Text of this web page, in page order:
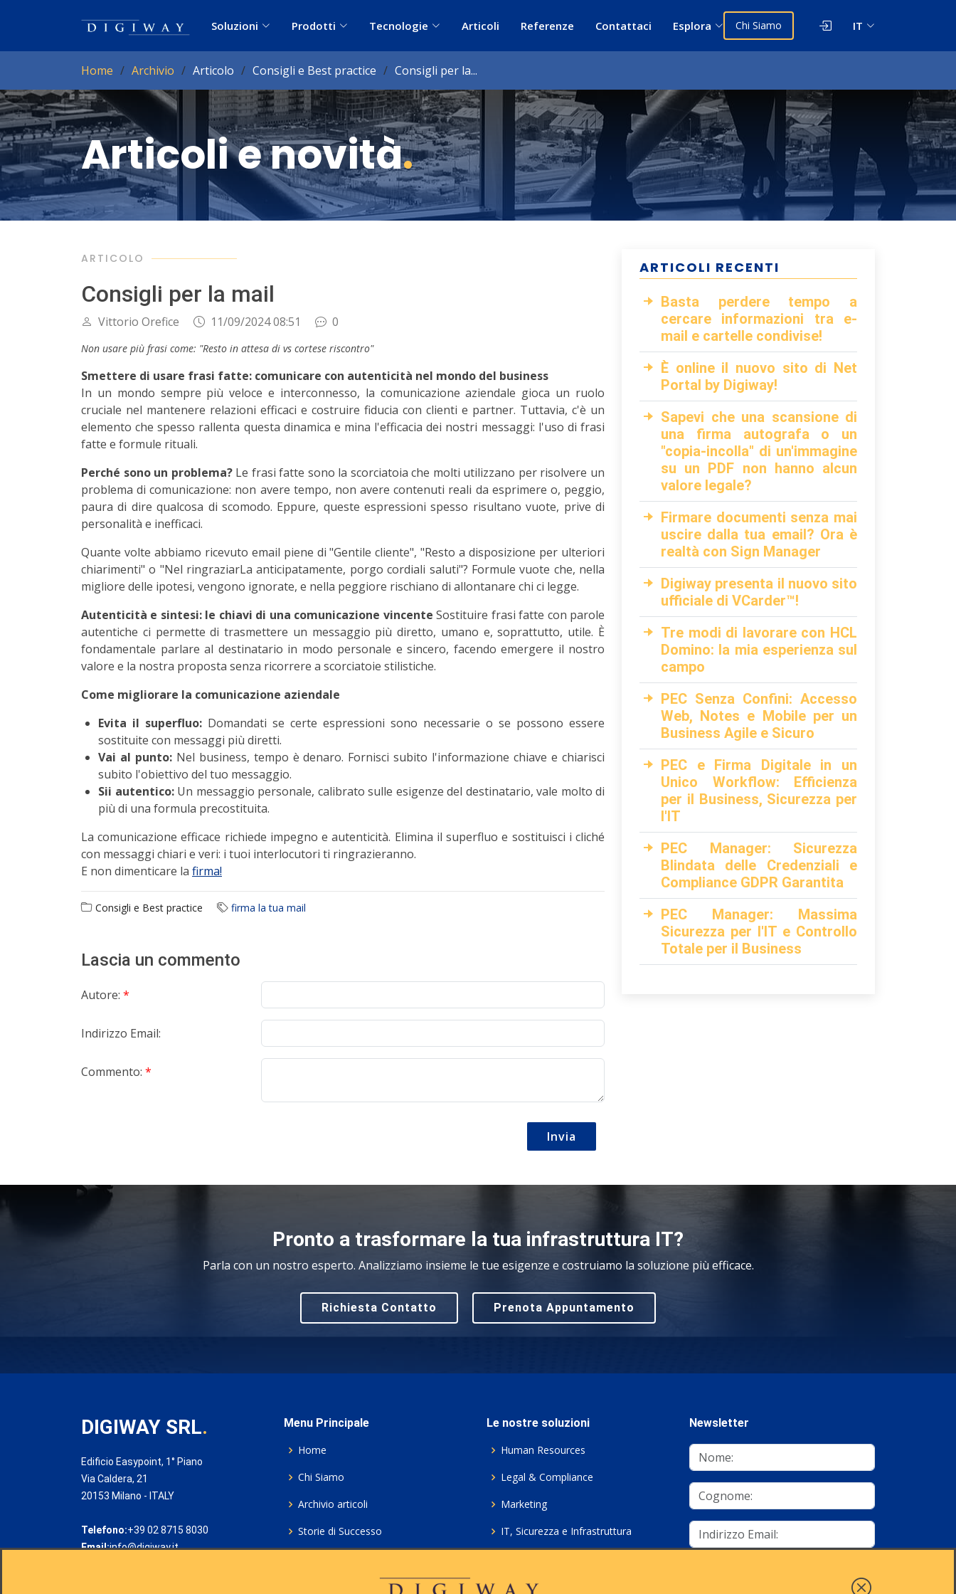
Soluzioni Prodotti Tecnologie Articoli Referenze Contattaci Esplora Chi Siamo IT
Home Archivio Articolo Consigli e Best practice Consigli per la...
Articoli e novità.
ARTICOLO
Consigli per la mail
Vittorio Orefice 11/09/2024 08:51 0
Non usare più frasi come: "Resto in attesa di vs cortese riscontro"
Smettere di usare frasi fatte: comunicare con autenticità nel mondo del business
In un mondo sempre più veloce e interconnesso, la comunicazione aziendale gioca un ruolo
cruciale nel mantenere relazioni efficaci e costruire fiducia con clienti e partner. Tuttavia, c'è un
elemento che spesso rallenta questa dinamica e mina l'efficacia dei nostri messaggi: l'uso di frasi
fatte e formule rituali.
Perché sono un problema?Le frasi fatte sono la scorciatoia che molti utilizzano per risolvere un
problema di comunicazione: non avere tempo, non avere contenuti reali da esprimere o, peggio,
paura di dire qualcosa di scomodo. Eppure, queste espressioni spesso risultano vuote, prive di
personalità e inefficaci.
Quante volte abbiamo ricevuto email piene di "Gentile cliente", "Resto a disposizione per ulteriori
chiarimenti" o "Nel ringraziarLa anticipatamente, porgo cordiali saluti"? Formule vuote che, nella
migliore delle ipotesi, vengono ignorate, e nella peggiore rischiano di allontanare chi ci legge.
Autenticità e sintesi: le chiavi di una comunicazione vincente Sostituire frasi fatte con parole
autentiche ci permette di trasmettere un messaggio più diretto, umano e, soprattutto, utile. È
fondamentale parlare al destinatario in modo personale e sincero, facendo emergere il nostro
valore e la nostra proposta senza ricorrere a scorciatoie stilistiche.
Come migliorare la comunicazione aziendale
Evita il superfluo: Domandati se certe espressioni sono necessarie o se possono essere
sostituite con messaggi più diretti.
Vai al punto:Nel business, tempo è denaro. Fornisci subito l'informazione chiave e chiarisci
subito l'obiettivo del tuo messaggio.
Sii autentico:Un messaggio personale, calibrato sulle esigenze del destinatario, vale molto di
più di una formula precostituita.
La comunicazione efficace richiede impegno e autenticità. Elimina il superfluo e sostituisci i cliché
con messaggi chiari e veri: i tuoi interlocutori ti ringrazieranno.
E non dimenticare la firma!
Consigli e Best practice firma la tua mail
Lascia un commento
Autore: *
Indirizzo Email:
Commento: *
Invia
ARTICOLI RECENTI
Basta perdere tempo a
cercare informazioni tra e-
mail e cartelle condivise!
È online il nuovo sito di Net
Portal by Digiway!
Sapevi che una scansione di
una firma autografa o un
"copia-incolla" di un'immagine
su un PDF non hanno alcun
valore legale?
Firmare documenti senza mai
uscire dalla tua email? Ora è
realtà con Sign Manager
Digiway presenta il nuovo sito
ufficiale di VCarder™!
Tre modi di lavorare con HCL
Domino: la mia esperienza sul
campo
PEC Senza Confini: Accesso
Web, Notes e Mobile per un
Business Agile e Sicuro
PEC e Firma Digitale in un
Unico Workflow: Efficienza
per il Business, Sicurezza per
l'IT
PEC Manager: Sicurezza
Blindata delle Credenziali e
Compliance GDPR Garantita
PEC Manager: Massima
Sicurezza per l'IT e Controllo
Totale per il Business
Pronto a trasformare la tua infrastruttura IT?
Parla con un nostro esperto. Analizziamo insieme le tue esigenze e costruiamo la soluzione più efficace.
Richiesta Contatto Prenota Appuntamento
DIGIWAY SRL.
Edificio Easypoint, 1° Piano
Via Caldera, 21
20153 Milano - ITALY
Telefono:+39 02 8715 8030
Email:info@digiway.it
Menu Principale
Home
Chi Siamo
Archivio articoli
Storie di Successo
Le nostre soluzioni
Human Resources
Legal & Compliance
Marketing
IT, Sicurezza e Infrastruttura
Consulenza ICT e Licenze
Newsletter